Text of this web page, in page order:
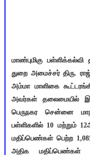
மாண்புமிகு
துறை அமைச்சர் திரு.
அம்மா மாளிகை
அவர்கள் தலைமையில்
பெருநகர சென்னை
பள்ளிகளில் 10 மற்றும்
மதிப்பெண்கள் பெற்ற
அதிக மதிப்பெண்கள்